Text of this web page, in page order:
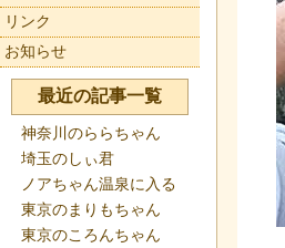
リンク
お知らせ
最近の記事一覧
神奈川のららちゃん
埼玉のしぃ君
ノアちゃん温泉に入る
東京のまりもちゃん
東京のころんちゃん